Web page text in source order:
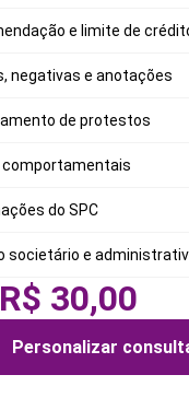
e limite de
negativas e anotações
de protestos
comportamentais
do SPC
societário e
R$ 30,00
Personalizar